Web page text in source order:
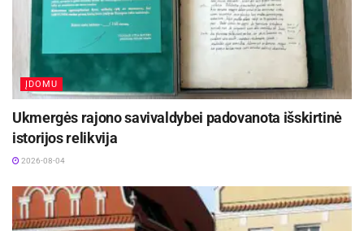
ĮDOMU
Ukmergės rajono savivaldybei padovanota išskirtinė
istorijos relikvija
2026-08-04